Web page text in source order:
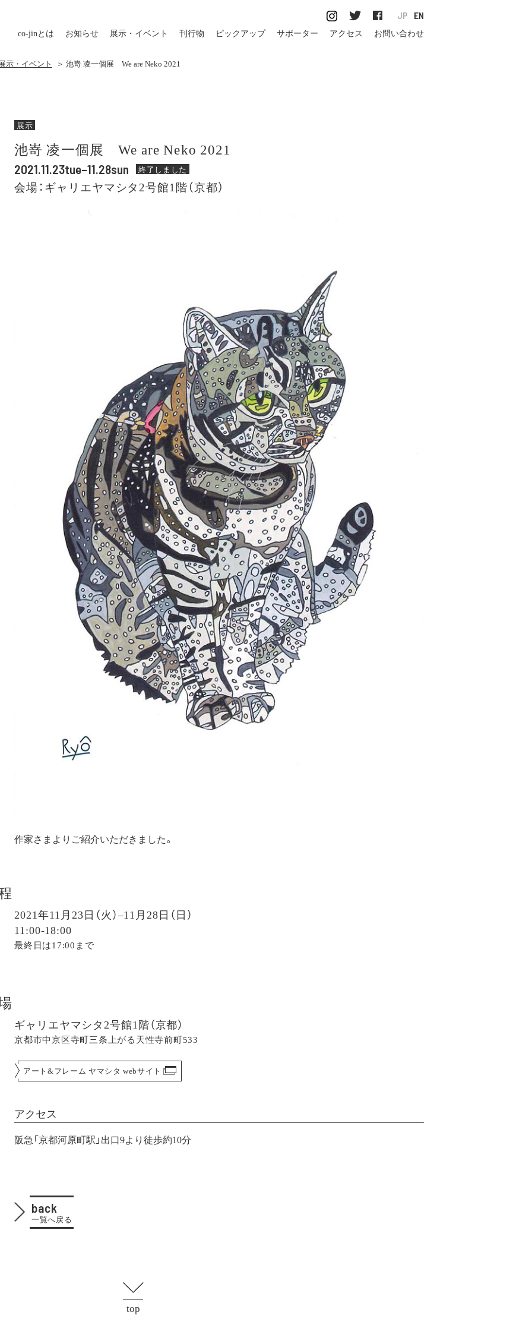
EN
JP
co-jinとは お知らせ 展示・イベント 刊行物 ピックアップ サポーター アクセス お問い合わせ
示・イベント ＞ 池嵜 凌一個展 We are Neko 2021
展示
池嵜 凌一個展 We are Neko 2021
2021.11.23tue–11.28sun 終了しました
会場：ギャリエヤマシタ2号館1階（京都）
作家さまよりご紹介いただきました。
2021年11月23日（火）–11月28日（日）
11:00-18:00
最終日は17:00まで
ギャリエヤマシタ2号館1階（京都）
京都市中京区寺町三条上がる天性寺前町533
アート&フレーム ヤマシタ webサイト
アクセス
阪急「京都河原町駅」出口9より徒歩約10分
back
一覧へ戻る
top